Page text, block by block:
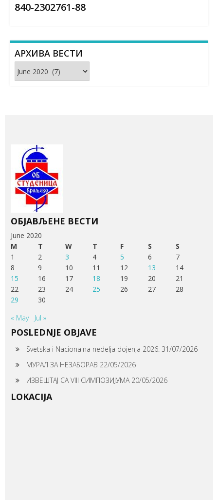
840-2302761-88
АРХИВА ВЕСТИ
Архива
вести
ОБЈАВЉЕНЕ ВЕСТИ
June 2020
M
T W T F S
S
1
2 3 4 5 6
7
8
9 10 11 12 13
14
15
16 17 18 19 20
21
22
23 24 25 26 27
28
29
30
« May
Jul »
POSLEDNJE OBJAVE
Svetska i Nacionalna nedelja dojenja 2026. 31/07/2026
МУРАЛ ЗА НЕЗАБОРАВ 22/05/2026
ИЗВЕШТАЈ СА VIII СИМПОЗИЈУМА 20/05/2026
LOKACIJA